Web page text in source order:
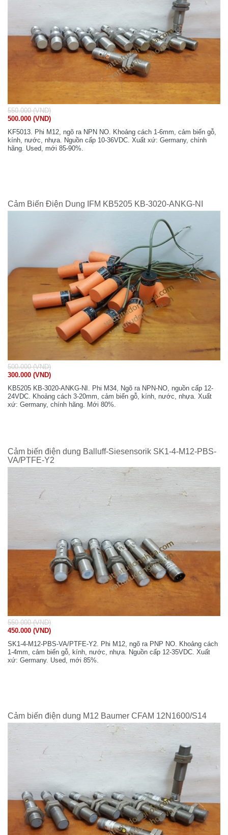
550.000 (VND)
500.000 (VND)
KF5013. Phi M12, ngõ ra NPN NO. Khoảng cách 1-6mm, cảm biến gỗ,
kính, nước, nhựa. Nguồn cấp 10-36VDC. Xuất xứ: Germany, chính
hãng. Used, mới 85-90%.
Cảm Biến Điện Dung IFM KB5205 KB-3020-ANKG-NI
500.000 (VND)
300.000 (VND)
KB5205 KB-3020-ANKG-NI. Phi M34, Ngõ ra NPN-NO, nguồn cấp 12-
24VDC. Khoảng cách 3-20mm, cảm biến gỗ, kính, nước, nhựa. Xuất
xứ: Germany, chính hãng. Mới 80%.
Cảm biến điện dung Balluff-Siesensorik SK1-4-M12-PBS-
VA/PTFE-Y2
550.000 (VND)
450.000 (VND)
SK1-4-M12-PBS-VA/PTFE-Y2. Phi M12, ngõ ra PNP NO. Khoảng cách
1-4mm, cảm biến gỗ, kính, nước, nhựa. Nguồn cấp 12-35VDC. Xuất
xứ: Germany. Used, mới 85%.
Cảm biến điện dung M12 Baumer CFAM 12N1600/S14